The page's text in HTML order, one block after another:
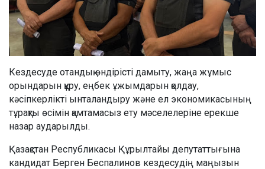
Кездесуде отандық өндірісті дамыту, жаңа жұмыс
орындарын құру, еңбек ұжымдарын қолдау,
кәсіпкерлікті ынталандыру және ел экономикасының
тұрақты өсімін қамтамасыз ету мәселелеріне ерекше
назар аударылды.
Қазақстан Республикасы Құрылтайы депутаттығына
кандидат Берген Беспалинов кездесудің маңызын